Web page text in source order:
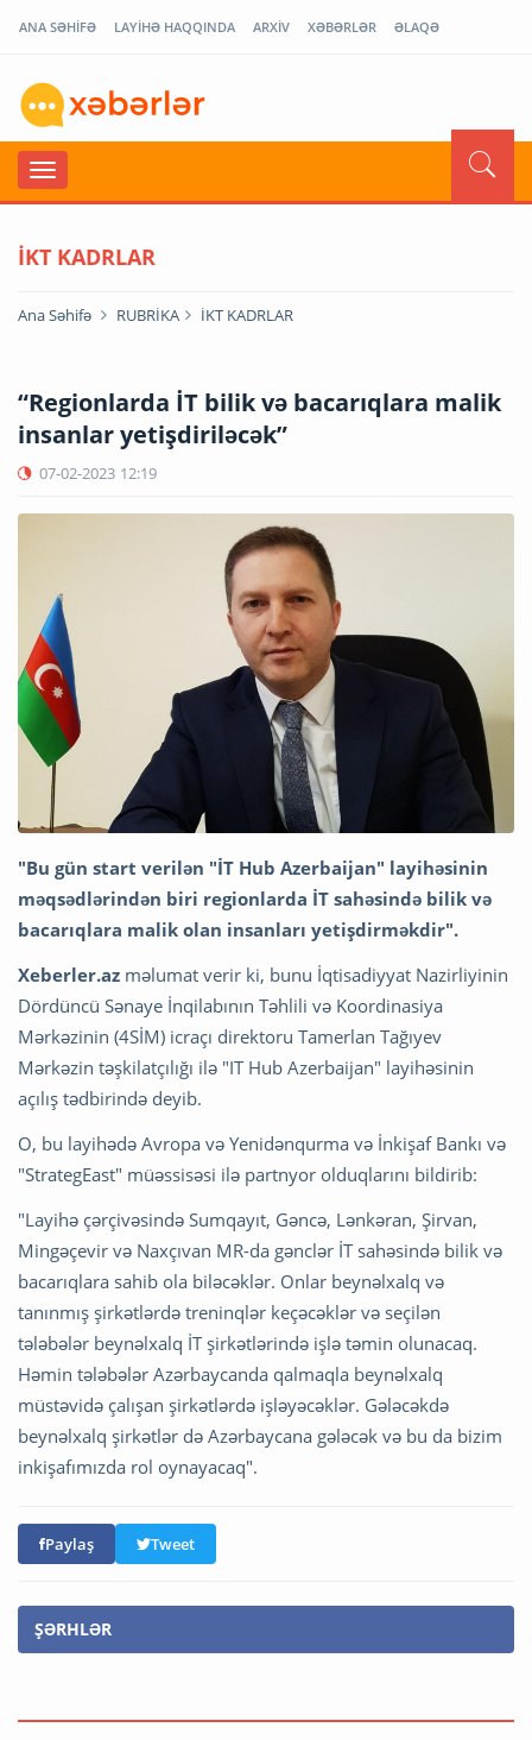
ANA SƏHİFƏ LAYİHƏ HAQQINDA ARXİV XƏBƏRLƏR ƏLAQƏ
İKT KADRLAR
Ana Səhifə RUBRİKA İKT KADRLAR
“Regionlarda İT bilik və bacarıqlara malik
insanlar yetişdiriləcək”
07-02-2023 12:19
"Bu gün start verilən "İT Hub Azerbaijan" layihəsinin
məqsədlərindən biri regionlarda İT sahəsində bilik və
bacarıqlara malik olan insanları yetişdirməkdir".
Xeberler.az məlumat verir ki, bunu İqtisadiyyat Nazirliyinin
Dördüncü Sənaye İnqilabının Təhlili və Koordinasiya
Mərkəzinin (4SİM) icraçı direktoru Tamerlan Tağıyev
Mərkəzin təşkilatçılığı ilə "IT Hub Azerbaijan" layihəsinin
açılış tədbirində deyib.
O, bu layihədə Avropa və Yenidənqurma və İnkişaf Bankı və
"StrategEast" müəssisəsi ilə partnyor olduqlarını bildirib:
"Layihə çərçivəsində Sumqayıt, Gəncə, Lənkəran, Şirvan,
Mingəçevir və Naxçıvan MR-da gənclər İT sahəsində bilik və
bacarıqlara sahib ola biləcəklər. Onlar beynəlxalq və
tanınmış şirkətlərdə treninqlər keçəcəklər və seçilən
tələbələr beynəlxalq İT şirkətlərində işlə təmin olunacaq.
Həmin tələbələr Azərbaycanda qalmaqla beynəlxalq
müstəvidə çalışan şirkətlərdə işləyəcəklər. Gələcəkdə
beynəlxalq şirkətlər də Azərbaycana gələcək və bu da bizim
inkişafımızda rol oynayacaq".
Paylaş Tweet
ŞƏRHLƏR